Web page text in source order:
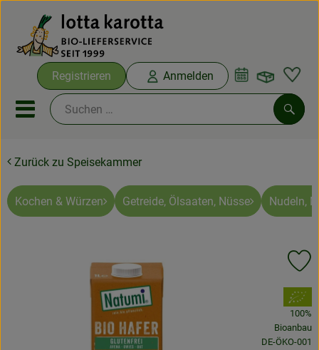
Registrieren Anmelden
Mobiles Menu öffnen oder
Ökokisten
Bio-Kochboxen
Saisonthemen
Neues & Angebote
Zurück zu Speisekammer
Kochen & Würzen Getreide, Ölsaaten, Nüsse Nudeln,
, Verband:
100%
Bioanbau
, Kontrollstelle:
DE-ÖKO-001